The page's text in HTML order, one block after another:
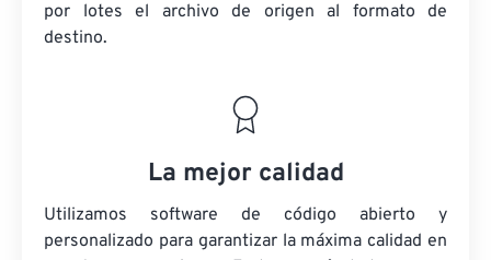
por lotes el archivo de origen al formato de
destino.
La mejor calidad
Utilizamos software de código abierto y
personalizado para garantizar la máxima calidad en